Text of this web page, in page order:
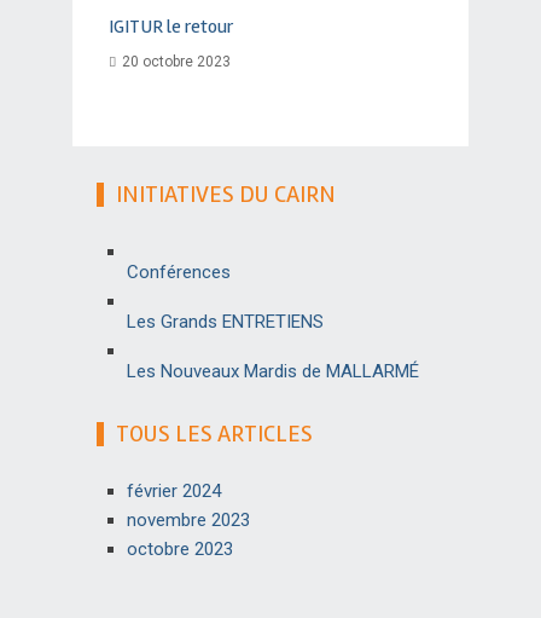
IGITUR le retour
20 octobre 2023
INITIATIVES DU CAIRN
Conférences
Les Grands ENTRETIENS
Les Nouveaux Mardis de MALLARMÉ
TOUS LES ARTICLES
février 2024
novembre 2023
octobre 2023